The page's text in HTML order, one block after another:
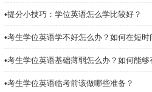
•提分小技巧：学位英语怎么学比较好？
•考生学位英语学不好怎么办？如何在短时
•考生学位英语临考前该做哪些准备？